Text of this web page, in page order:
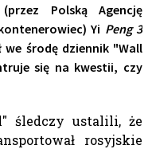
Polską Agencję
Yi Peng 3
we środę dziennik "Wall
się na kwestii, czy
śledczy ustalili, że
rosyjskie